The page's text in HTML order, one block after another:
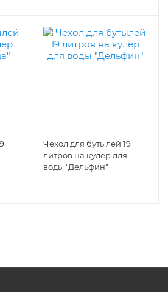
Чехол для бутылей 19
литров на кулер для
воды "Дельфин"